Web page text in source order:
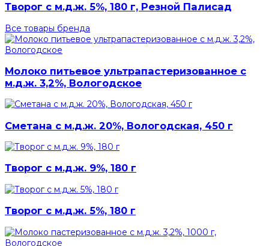
Творог с м.д.ж. 5%, 180 г, Резной Палисад
Все товары бренда
Молоко питьевое ультрапастеризованное с
м.д.ж. 3,2%, Вологодское
Сметана с м.д.ж. 20%, Вологодская, 450 г
Творог с м.д.ж. 9%, 180 г
Творог с м.д.ж. 5%, 180 г